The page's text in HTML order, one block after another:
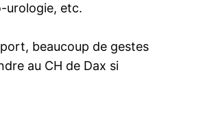
urologie, etc.
beaucoup de gestes
au CH de Dax si